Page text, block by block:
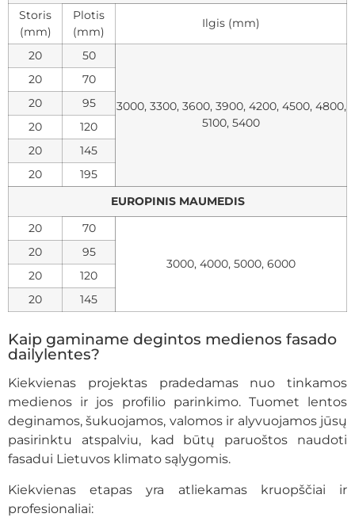
Storis
(mm)
Plotis
(mm)
Ilgis (mm)
20 50
3000, 3300, 3600, 3900, 4200, 4500, 4800,
5100, 5400
20
70
20
95
20
120
20
145
20
195
EUROPINIS MAUMEDIS
20
70
3000, 4000, 5000, 6000
20
95
20
120
20
145
Kaip gaminame degintos medienos fasado
dailylentes?
Kiekvienas projektas pradedamas nuo tinkamos
medienos ir jos profilio parinkimo. Tuomet lentos
deginamos, šukuojamos, valomos ir alyvuojamos jūsų
pasirinktu atspalviu, kad būtų paruoštos naudoti
fasadui Lietuvos klimato sąlygomis.
Kiekvienas etapas yra atliekamas kruopščiai ir
profesionaliai: